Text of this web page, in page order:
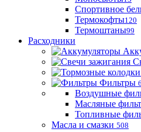
Спортивное
Термокофты120
Термоштаны99
Расходники
Фильтры
Воздушные
Масляные
Топливные
Масла и смазки 508